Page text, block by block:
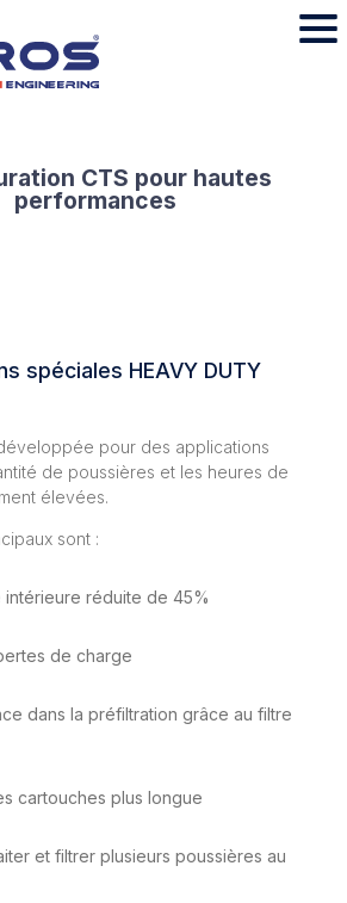
CTS pour hautes
performances
spéciales HEAVY DUTY
pour des applications
de poussières et les heures de
élevées.
sont :
intérieure réduite de 45%
de charge
dans la préfiltration grâce au filtre
cartouches plus longue
et filtrer plusieurs poussières au